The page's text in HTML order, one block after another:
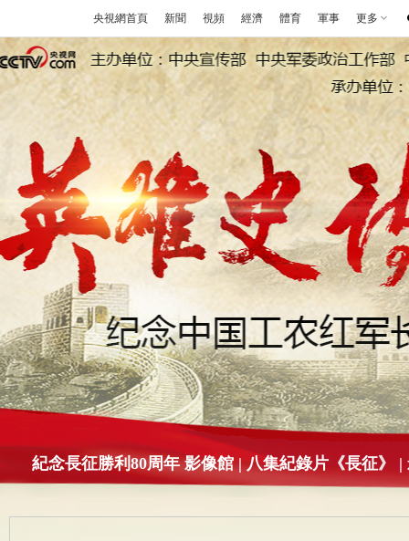
央視網首頁 新聞 視頻 經濟 體育 軍事 更多
紀念長征勝利80周年 影像館 | 八集紀錄片《長征》 |